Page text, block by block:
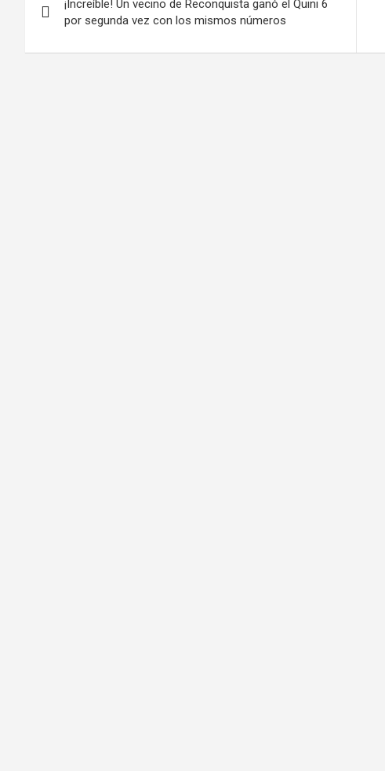
de
entradas
¡Increíble! Un vecino de Reconquista ganó el Quini 6
por segunda vez con los mismos números